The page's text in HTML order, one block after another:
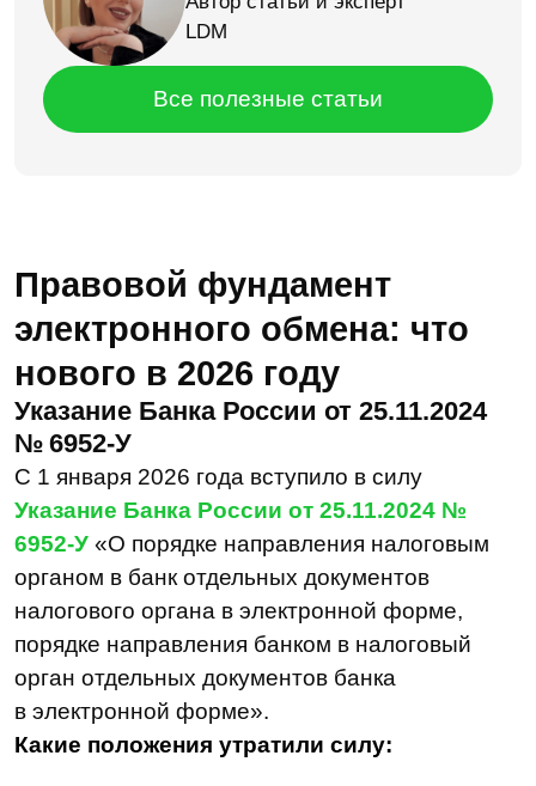
Указание Банка России от 25.11.2024
№ 6952-У
С 1 января 2026 года вступило в силу
Указание Банка России от 25.11.2024 №
6952-У
в электронной форме».
Какие положения утратили силу:
Положение Банка России № 440-П
с 1 января 2026;
Положение Банка России от 07.09.2007
№ 311-П «О порядке сообщения банком
в электронном виде налоговому органу
об открытии или о закрытии счета
счета (вклада)».
Теперь поговорим о новых обязательствах
банка.
Ключевые моменты электронного обмена
Теперь все электронные решения ФНС
принимаются через Систему